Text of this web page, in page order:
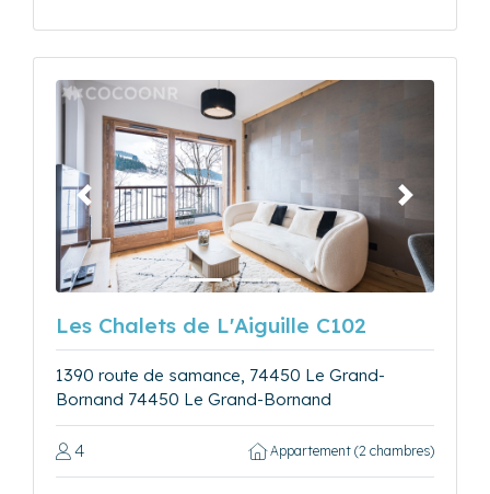
Précédent Suivant
Les Chalets de L'Aiguille C102
1390 route de samance, 74450 Le Grand-
Bornand 74450 Le Grand-Bornand
4 Appartement (2 chambres)